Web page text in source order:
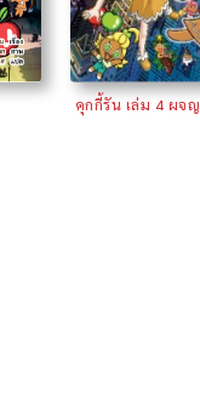
คุกกี้รัน เล่ม 4 ผจ